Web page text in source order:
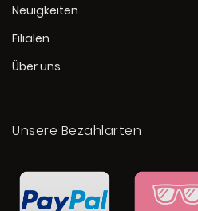
Neuigkeiten
Filialen
Über uns
Unsere Bezahlarten